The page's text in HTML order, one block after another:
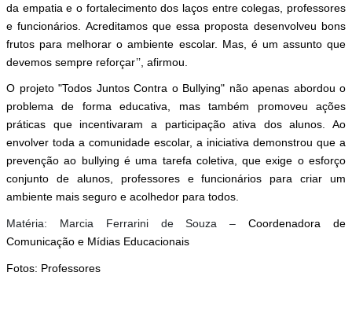
da empatia e o fortalecimento dos laços entre colegas, professores
e funcionários. Acreditamos que essa proposta desenvolveu bons
frutos para melhorar o ambiente escolar. Mas, é um assunto que
devemos sempre reforçar’’, afirmou.
O projeto "Todos Juntos Contra o Bullying" não apenas abordou o
problema de forma educativa, mas também promoveu ações
práticas que incentivaram a participação ativa dos alunos. Ao
envolver toda a comunidade escolar, a iniciativa demonstrou que a
prevenção ao bullying é uma tarefa coletiva, que exige o esforço
conjunto de alunos, professores e funcionários para criar um
ambiente mais seguro e acolhedor para todos.
Matéria: Marcia Ferrarini de Souza –Coordenadora de
Comunicação e Mídias Educacionais
Fotos: Professores